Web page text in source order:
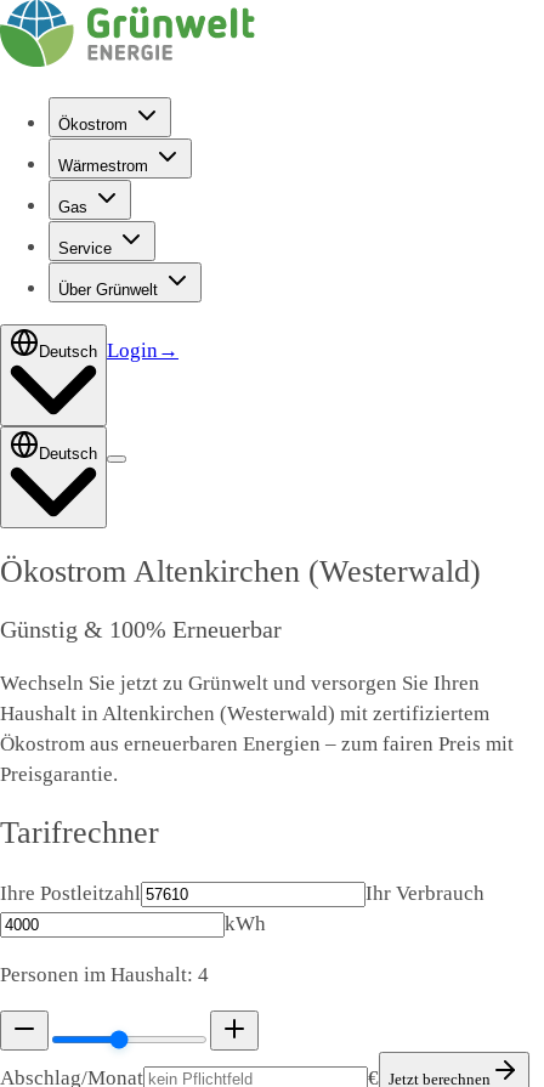
Ökostrom
Wärmestrom
Gas
Service
Über Grünwelt
Deutsch Login→
Deutsch
Ökostrom Altenkirchen (Westerwald)
Günstig & 100% Erneuerbar
Wechseln Sie jetzt zu Grünwelt und versorgen Sie Ihren
Haushalt in Altenkirchen (Westerwald) mit zertifiziertem
Ökostrom aus erneuerbaren Energien – zum fairen Preis mit
Preisgarantie.
Tarifrechner
Ihre Postleitzahl
Ihr Verbrauch
kWh
Personen im Haushalt: 4
Abschlag/Monat € Jetzt berechnen